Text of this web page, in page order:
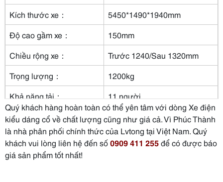
Kích thước xe：
5450*1490*1940mm
Độ cao gầm xe：
150mm
Chiều rộng xe：
Trước 1240/Sau 1320mm
Trọng lượng：
1200kg
Khả năng tải：
11 người
Vận tốc：
30km/h
Khoảng cách thắng xe：
＜6m
Bán kính quay đầu xe：
Quý khách hàng hoàn toàn có thể yên tâm với dòng Xe điện
kiểu dáng cổ về chất lượng cũng như giá cả. Vì Phúc Thành
là nhà phân phối chính thức của Lvtong tại Việt Nam. Quý
khách vui lòng liên hệ đến số0909 411 255để có được báo
giá sản phẩm tốt nhất!